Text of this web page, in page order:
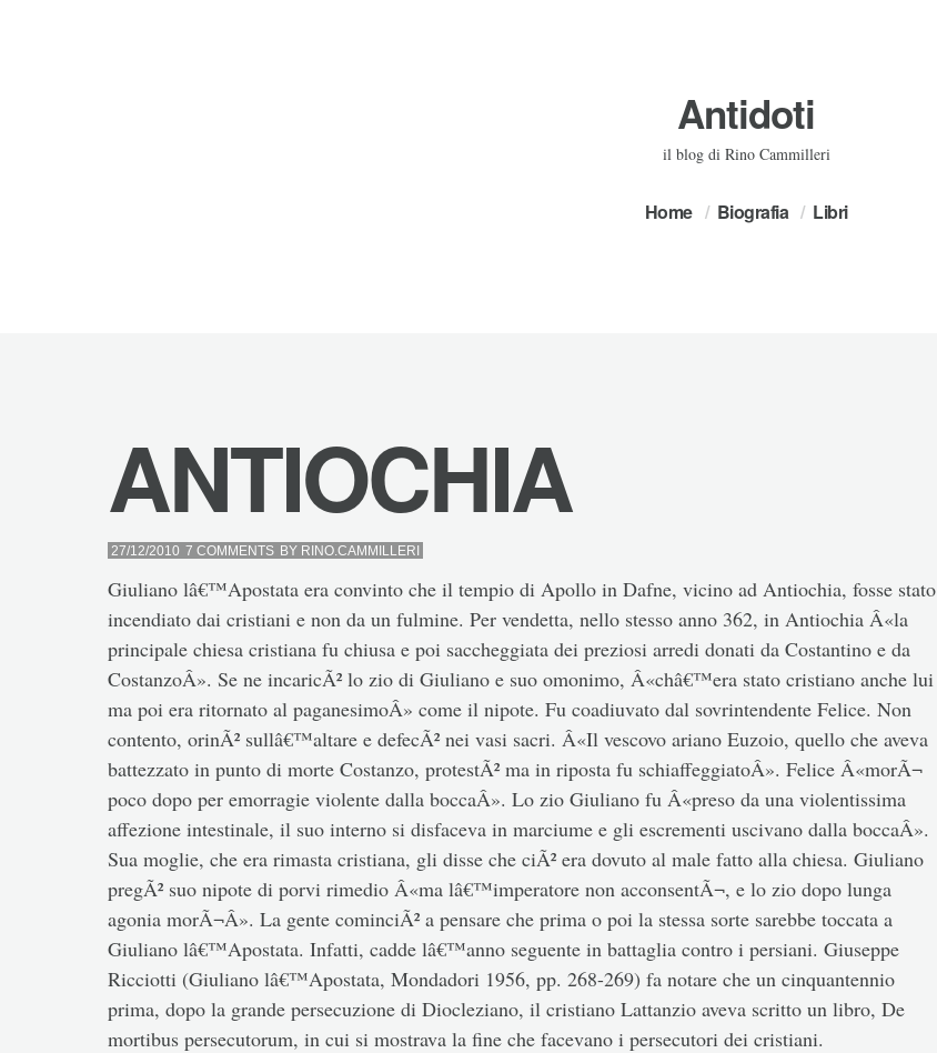
Antidoti
il blog di Rino Cammilleri
Home Biografia Libri
ANTIOCHIA
27/12/2010 7 COMMENTS BY RINO.CAMMILLERI
Giuliano lâ€™Apostata era convinto che il tempio di Apollo in Dafne, vicino ad Antiochia, fosse stato
incendiato dai cristiani e non da un fulmine. Per vendetta, nello stesso anno 362, in Antiochia Â«la
principale chiesa cristiana fu chiusa e poi saccheggiata dei preziosi arredi donati da Costantino e da
CostanzoÂ». Se ne incaricÃ² lo zio di Giuliano e suo omonimo, Â«châ€™era stato cristiano anche lui
ma poi era ritornato al paganesimoÂ» come il nipote. Fu coadiuvato dal sovrintendente Felice. Non
contento, orinÃ² sullâ€™altare e defecÃ² nei vasi sacri. Â«Il vescovo ariano Euzoio, quello che aveva
battezzato in punto di morte Costanzo, protestÃ² ma in riposta fu schiaffeggiatoÂ». Felice Â«morÃ¬
poco dopo per emorragie violente dalla boccaÂ». Lo zio Giuliano fu Â«preso da una violentissima
affezione intestinale, il suo interno si disfaceva in marciume e gli escrementi uscivano dalla boccaÂ».
Sua moglie, che era rimasta cristiana, gli disse che ciÃ² era dovuto al male fatto alla chiesa. Giuliano
pregÃ² suo nipote di porvi rimedio Â«ma lâ€™imperatore non acconsentÃ¬, e lo zio dopo lunga
agonia morÃ¬Â». La gente cominciÃ² a pensare che prima o poi la stessa sorte sarebbe toccata a
Giuliano lâ€™Apostata. Infatti, cadde lâ€™anno seguente in battaglia contro i persiani. Giuseppe
Ricciotti (Giuliano lâ€™Apostata, Mondadori 1956, pp. 268-269) fa notare che un cinquantennio
prima, dopo la grande persecuzione di Diocleziano, il cristiano Lattanzio aveva scritto un libro, De
mortibus persecutorum, in cui si mostrava la fine che facevano i persecutori dei cristiani.